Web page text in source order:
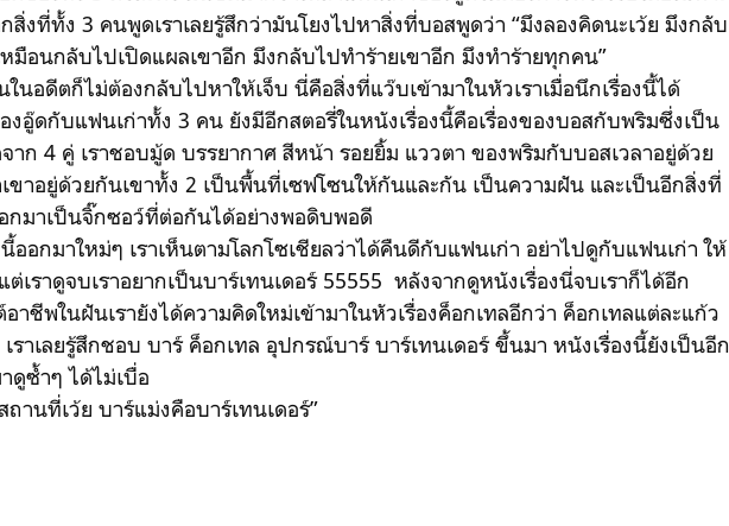
สิ่งที่ทั้ง 3 คนพูดเราเลยรู้สึกว่ามันโยงไปหาสิ่งที่บอสพูดว่า “มึงลองคิดนะเว้ย มึงกลับ
มือนกลับไปเปิดแผลเขาอีก มึงกลับไปทำร้ายเขาอีก มึงทำร้ายทุกคน”
อดีตก็ไม่ต้องกลับไปหาให้เจ็บ นี่คือสิ่งที่แว๊บเข้ามาในหัวเราเมื่อนึกเรื่องนี้ได้
อู๊ดกับแฟนเก่าทั้ง 3 คน ยังมีอีกสตอรี่ในหนังเรื่องนี้คือเรื่องของบอสกับพริมซึ่งเป็น
าก 4 คู่ เราชอบมู้ด บรรยากาศ สีหน้า รอยยิ้ม แววตา ของพริมกับบอสเวลาอยู่ด้วย
เขาอยู่ด้วยกันเขาทั้ง 2 เป็นพื้นที่เซฟโซนให้กันและกัน เป็นความฝัน และเป็นอีกสิ่งที่
กมาเป็นจิ๊กซอว์ที่ต่อกันได้อย่างพอดิบพอดี
อกมาใหม่ๆ เราเห็นตามโลกโซเชียลว่าได้คืนดีกับแฟนเก่า อย่าไปดูกับแฟนเก่า ให้
เราดูจบเราอยากเป็นบาร์เทนเดอร์ 55555 หลังจากดูหนังเรื่องนี่จบเราก็ได้อีก
าชีพในฝันเรายังได้ความคิดใหม่เข้ามาในหัวเรื่องค็อกเทลอีกว่า ค็อกเทลแต่ละแก้ว
ราเลยรู้สึกชอบ บาร์ ค็อกเทล อุปกรณ์บาร์ บาร์เทนเดอร์ ขึ้นมา หนังเรื่องนี้ยังเป็นอีก
ดูซ้ำๆ ได้ไม่เบื่อ
านที่เว้ย บาร์แม่งคือบาร์เทนเดอร์”